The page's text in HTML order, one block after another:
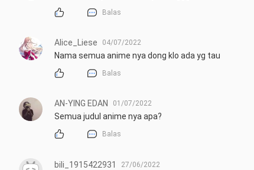
Balas
Alice_Liese 04/07/2022
Nama semua anime nya dong klo ada yg tau
Balas
AN-YING EDAN 01/07/2022
Semua judul anime nya apa?
Balas
bili_1915422931 27/06/2022